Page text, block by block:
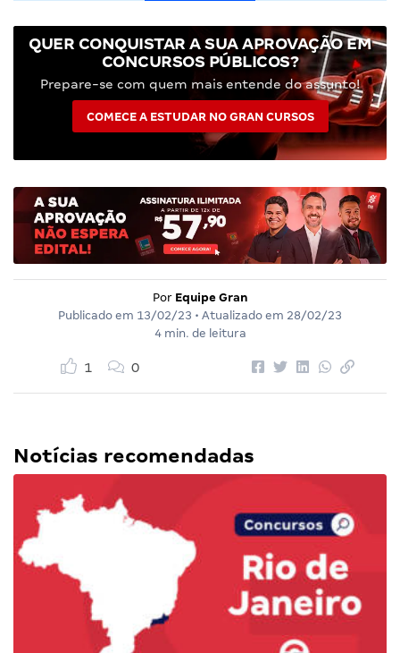
QUER CONQUISTAR A SUA APROVAÇÃO EM
CONCURSOS PÚBLICOS?
Prepare-se com quem mais entende do assunto!
COMECE A ESTUDAR NO GRAN CURSOS
Por Equipe Gran
Publicado em 13/02/23 • Atualizado em 28/02/23
4 min. de leitura
1 0
Notícias recomendadas